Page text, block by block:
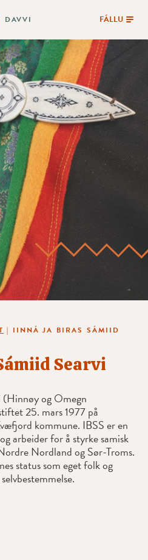
DAVVI FÁLLU
| IINNÁ JA BIRAS SÁMIID
Searvi
(Hinnøy og Omegn
25. mars 1977 på
kommune. IBSS er en
arbeider for å styrke samisk
Nordland og Sør-Troms.
status som eget folk og